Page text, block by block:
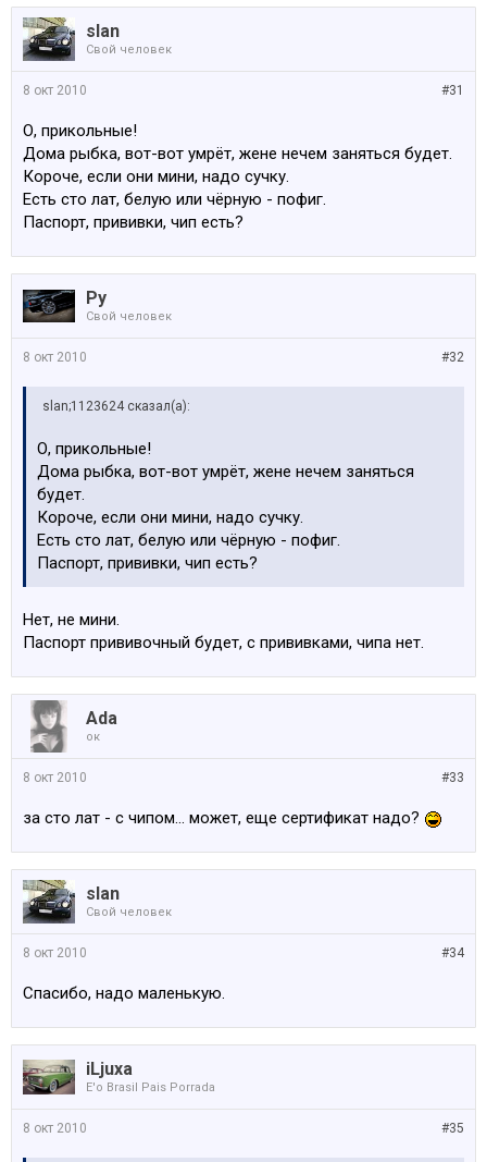
slan
Свой человек
#31
8 окт 2010
О, прикольные!
Дома рыбка, вот-вот умрёт, жене нечем заняться будет.
Короче, если они мини, надо сучку.
Есть сто лат, белую или чёрную - пофиг.
Паспорт, прививки, чип есть?
Ру
Свой человек
#32
8 окт 2010
slan;1123624 сказал(а):
О, прикольные!
Дома рыбка, вот-вот умрёт, жене нечем заняться
будет.
Короче, если они мини, надо сучку.
Есть сто лат, белую или чёрную - пофиг.
Паспорт, прививки, чип есть?
Нет, не мини.
Паспорт прививочный будет, с прививками, чипа нет.
Ada
ок
#33
8 окт 2010
за сто лат - с чипом... может, еще сертификат надо?
slan
Свой человек
#34
8 окт 2010
Cпасибо, надо маленькую.
iLjuxa
E'o Brasil Pais Porrada
#35
8 окт 2010